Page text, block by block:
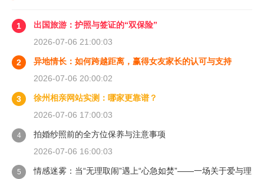
1
出国旅游：护照与签证的“双保险”
2026-07-06 21:00:03
2
异地情长：如何跨越距离，赢得女友家长的认可与支持
2026-07-06 20:00:02
3
徐州相亲网站实测：哪家更靠谱？
2026-07-06 17:00:03
4
拍婚纱照前的全方位保养与注意事项
2026-07-06 16:00:03
5
情感迷雾：当“无理取闹”遇上“心急如焚”——一场关于爱与理